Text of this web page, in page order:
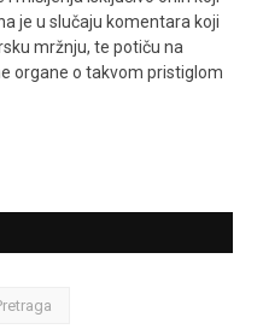
je u slučaju komentara koji
mržnju, te potiču na
organe o takvom pristiglom